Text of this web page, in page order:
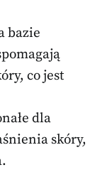
bazie
co jest
dla
skóry,